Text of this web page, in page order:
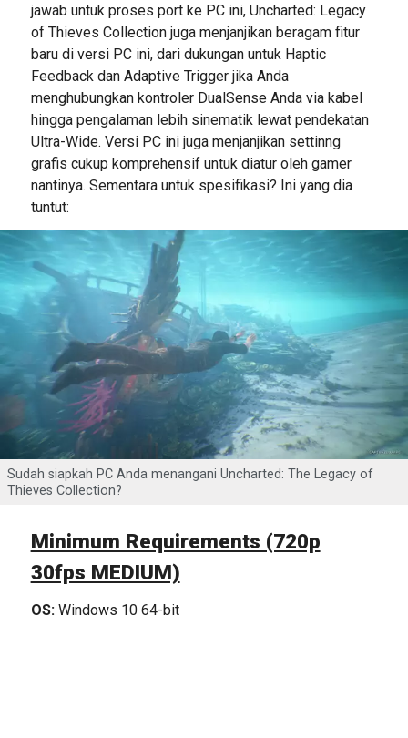
jawab untuk proses port ke PC ini, Uncharted: Legacy
of Thieves Collection juga menjanjikan beragam fitur
baru di versi PC ini, dari dukungan untuk Haptic
Feedback dan Adaptive Trigger jika Anda
menghubungkan kontroler DualSense Anda via kabel
hingga pengalaman lebih sinematik lewat pendekatan
Ultra-Wide. Versi PC ini juga menjanjikan settinng
grafis cukup komprehensif untuk diatur oleh gamer
nantinya. Sementara untuk spesifikasi? Ini yang dia
tuntut:
Sudah siapkah PC Anda menangani Uncharted: The Legacy of
Thieves Collection?
Minimum Requirements (720p
30fps MEDIUM)
OS:Windows 10 64-bit